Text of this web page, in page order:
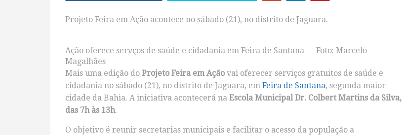
Projeto Feira em Ação acontece no sábado (21), no distrito de Jaguara.
Ação oferece servços de saúde e cidadania em Feira de Santana — Foto: Marcelo
Magalhães
Mais uma edição do Projeto Feira em Ação vai oferecer serviços gratuitos de saúde e
cidadania no sábado (21), no distrito de Jaguara, em Feira de Santana, segunda maior
cidade da Bahia. A iniciativa acontecerá na Escola Municipal Dr. Colbert Martins da Silva,
das 7h às 13h.
O objetivo é reunir secretarias municipais e facilitar o acesso da população a